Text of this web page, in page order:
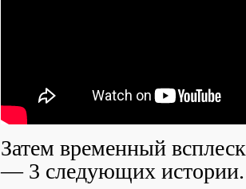
Затем временный
— 3 следующих истории.